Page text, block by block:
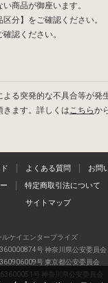
商品が御座います。
分】をご確認ください。
確認ください。
る突発的な不具合等が発
きます。詳しくはこちらか
よくある質問 お問
特定商取引法について
サイトマップ
ルケイエンタープライズ
号 神奈川県公安委員会
号 東京都公安委員会
号 神奈川県公安委員会